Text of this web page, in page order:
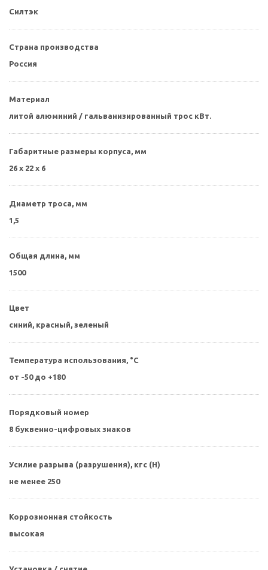
Силтэк
Страна производства
Россия
Материал
литой алюминий / гальванизированный трос кВт.
Габаритные размеры корпуса, мм
26 х 22 х 6
Диаметр троса, мм
1,5
Общая длина, мм
1500
Цвет
синий, красный, зеленый
Температура использования, °С
от -50 до +180
Порядковый номер
8 буквенно-цифровых знаков
Усилие разрыва (разрушения), кгс (Н)
не менее 250
Коррозионная стойкость
высокая